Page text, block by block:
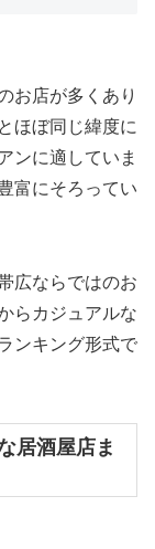
お店が多くあり
ほぼ同じ緯度に
ンに適していま
富にそろってい
広ならではのお
らカジュアルな
ンキング形式で
居酒屋店ま